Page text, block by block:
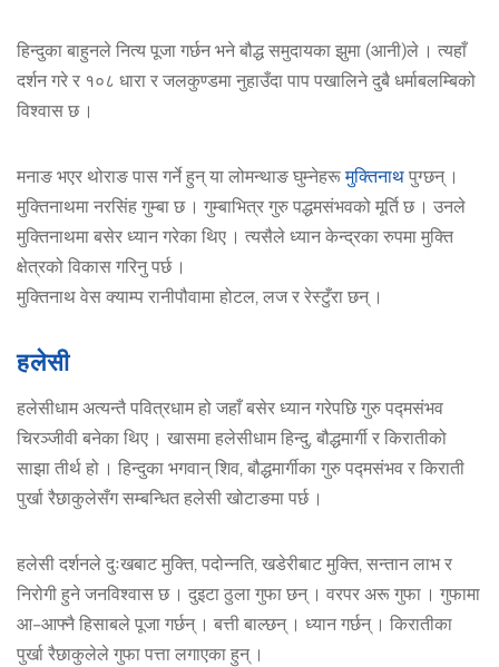
हिन्दुका बाहुनले नित्य पूजा गर्छन भने बौद्ध समुदायका झुमा (आनी)ले । त्यहाँ
दर्शन गरे र १०८ धारा र जलकुण्डमा नुहाउँदा पाप पखालिने दुबै धर्माबलम्बिको
विश्वास छ ।
मनाङ भएर थोराङ पास गर्ने हुन् या लोमन्थाङ घुम्नेहरूमुक्तिनाथपुग्छन् ।
मुक्तिनाथमा नरसिंह गुम्बा छ । गुम्बाभित्र गुरु पद्धमसंभवको मूर्ति छ । उनले
मुक्तिनाथमा बसेर ध्यान गरेका थिए । त्यसैले ध्यान केन्द्रका रुपमा मुक्ति
क्षेत्रको विकास गरिनु पर्छ ।
मुक्तिनाथ वेस क्याम्प रानीपौवामा होटल, लज र रेस्टुँरा छन् ।
हलेसी
हलेसीधाम अत्यन्तै पवित्रधाम हो जहाँ बसेर ध्यान गरेपछि गुरु पद्मसंभव
चिरञ्जीवी बनेका थिए । खासमा हलेसीधाम हिन्दु, बौद्धमार्गी र किरातीको
साझा तीर्थ हो । हिन्दुका भगवान् शिव, बौद्धमार्गीका गुरु पद्मसंभव र किराती
पुर्खा रैछाकुलेसँग सम्बन्धित हलेसी खोटाङमा पर्छ ।
हलेसी दर्शनले दुःखबाट मुक्ति, पदोन्नति, खडेरीबाट मुक्ति, सन्तान लाभ र
निरोगी हुने जनविश्वास छ । दुइटा ठुला गुफा छन् । वरपर अरू गुफा । गुफामा
आ–आफ्नै हिसाबले पूजा गर्छन् । बत्ती बाल्छन् । ध्यान गर्छन् । किरातीका
पुर्खा रैछाकुलेले गुफा पत्ता लगाएका हुन् ।